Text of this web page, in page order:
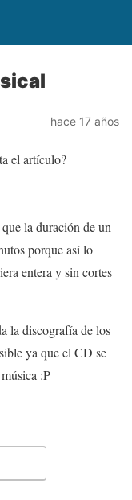
hace 17 años
el artículo?
la duración de un
porque así lo
entera y sin cortes
la discografía de los
ya que el CD se
:P